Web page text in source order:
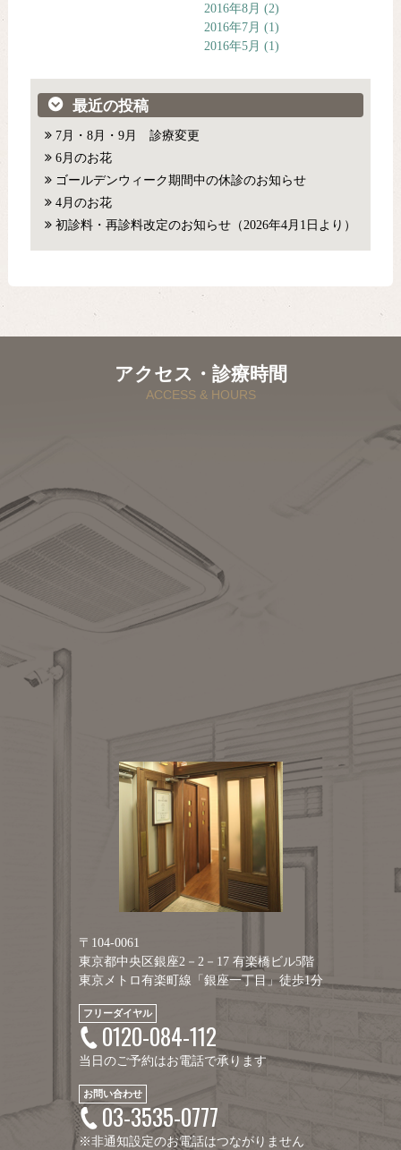
2016年8月 (2)
2016年7月 (1)
2016年5月 (1)
最近の投稿
7月・8月・9月 診療変更
6月のお花
ゴールデンウィーク期間中の休診のお知らせ
4月のお花
初診料・再診料改定のお知らせ（2026年4月1日より）
アクセス・診療時間
ACCESS & HOURS
〒104-0061
東京都中央区銀座2－2－17 有楽橋ビル5階
東京メトロ有楽町線「銀座一丁目」徒歩1分
フリーダイヤル
0120-084-112
当日のご予約はお電話で承ります
お問い合わせ
03-3535-0777
※非通知設定のお電話はつながりません